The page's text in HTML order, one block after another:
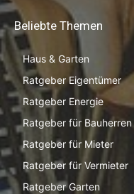
Beliebte Themen
Haus & Garten
Ratgeber Eigentümer
Ratgeber Energie
Ratgeber für Bauherren
Ratgeber für Mieter
Ratgeber für Vermieter
Ratgeber Garten